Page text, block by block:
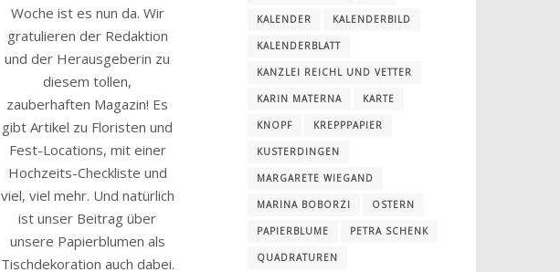
Woche ist es nun da. Wir
gratulieren der Redaktion
und der Herausgeberin zu
diesem tollen,
zauberhaften Magazin! Es
gibt Artikel zu Floristen und
Fest-Locations, mit einer
Hochzeits-Checkliste und
viel, viel mehr. Und natürlich
ist unser Beitrag über
unsere Papierblumen als
Tischdekoration auch dabei.
KALENDER KALENDERBILD
KALENDERBLATT
KANZLEI REICHL UND VETTER
KARIN MATERNA KARTE
KNOPF KREPPPAPIER
KUSTERDINGEN
MARGARETE WIEGAND
MARINA BOBORZI OSTERN
PAPIERBLUME PETRA SCHENK
QUADRATUREN